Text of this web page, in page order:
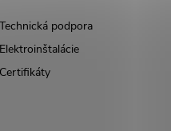
Technická podpora
Elektroinštalácie
Certifikáty